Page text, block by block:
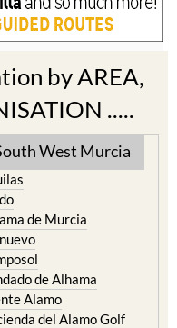
by AREA,
.....
West Murcia
de Murcia
de Alhama
Alamo
del Alamo Golf